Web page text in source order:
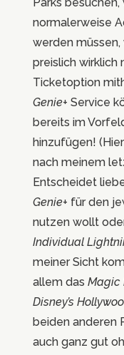
normalerweise
werden
preislich wirklich
Ticketoption
Genie+ Service
bereits im
hinzufügen!
nach meinem
Entscheidet
Genie+ für den
nutzen wollt
Individual
meiner Sicht
allem das Magic
Disney’s
beiden anderen
auch ganz gut